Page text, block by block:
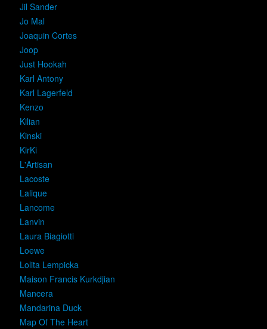
Jil Sander
Jo Mal
Joaquin Cortes
Joop
Just Hookah
Karl Antony
Karl Lagerfeld
Kenzo
Kilian
Kinski
KirKi
L'Artisan
Lacoste
Lalique
Lancome
Lanvin
Laura Biagiotti
Loewe
Lolita Lempicka
Maison Francis Kurkdjian
Mancera
Mandarina Duck
Map Of The Heart